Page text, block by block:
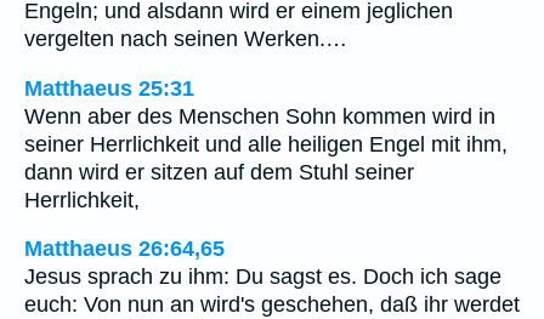
Engeln; und alsdann wird er einem jeglichen
vergelten nach seinen Werken.…
Matthaeus 25:31
Wenn aber des Menschen Sohn kommen wird in
seiner Herrlichkeit und alle heiligen Engel mit ihm,
dann wird er sitzen auf dem Stuhl seiner
Herrlichkeit,
Matthaeus 26:64,65
Jesus sprach zu ihm: Du sagst es. Doch ich sage
euch: Von nun an wird's geschehen, daß ihr werdet